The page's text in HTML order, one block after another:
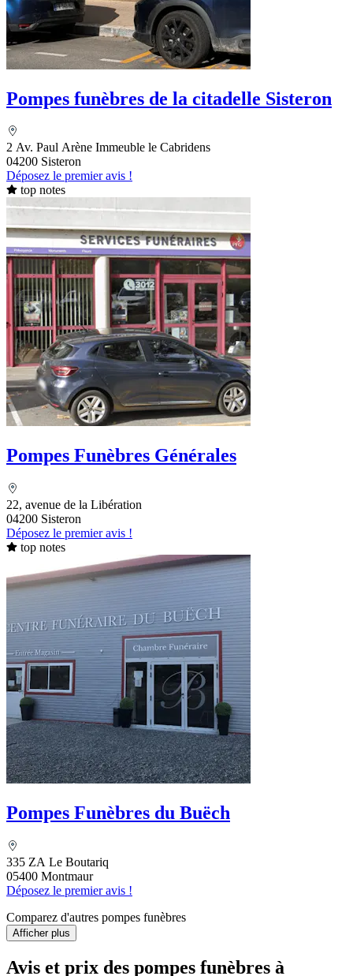
Pompes funèbres de la citadelle Sisteron
2 Av. Paul Arène Immeuble le Cabridens
04200 Sisteron
Déposez le premier avis !
top notes
Pompes Funèbres Générales
22, avenue de la Libération
04200 Sisteron
Déposez le premier avis !
top notes
Pompes Funèbres du Buëch
335 ZA Le Boutariq
05400 Montmaur
Déposez le premier avis !
Comparez d'autres pompes funèbres
Afficher plus
Avis et prix des pompes funèbres à